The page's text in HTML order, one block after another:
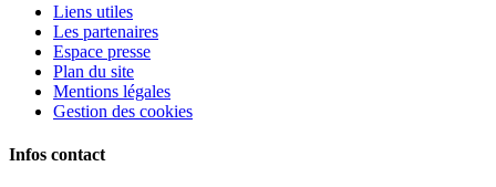
Liens utiles
Les partenaires
Espace presse
Plan du site
Mentions légales
Gestion des cookies
Infos contact